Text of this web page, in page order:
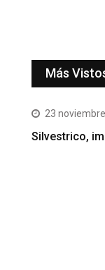
Más
23
Silvestrico,